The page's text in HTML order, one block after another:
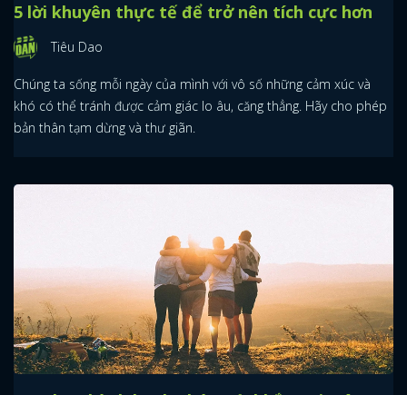
5 lời khuyên thực tế để trở nên tích cực hơn
Tiêu Dao
Chúng ta sống mỗi ngày của mình với vô số những cảm xúc và
khó có thể tránh được cảm giác lo âu, căng thẳng. Hãy cho phép
bản thân tạm dừng và thư giãn.